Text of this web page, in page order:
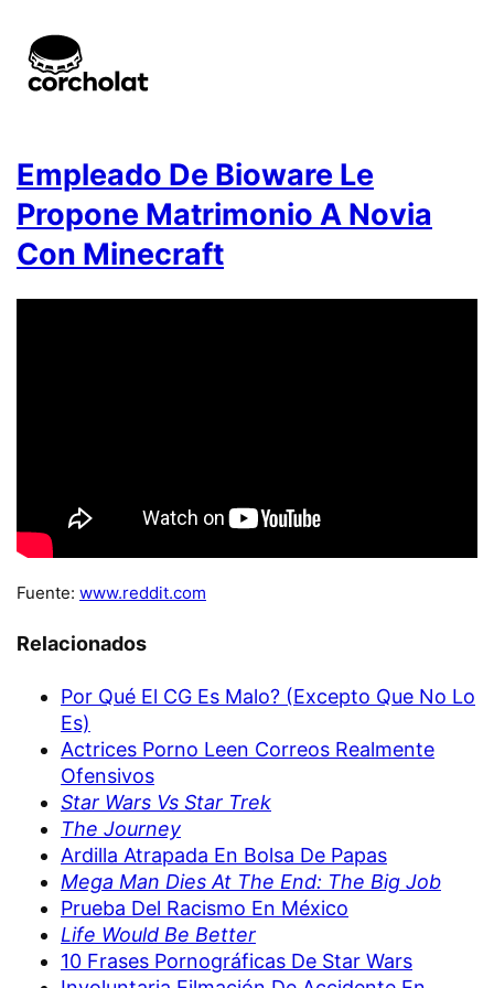
Empleado De Bioware Le
Propone Matrimonio A Novia
Con Minecraft
Fuente: www.reddit.com
Relacionados
Por Qué El CG Es Malo? (Excepto Que No Lo
Es)
Actrices Porno Leen Correos Realmente
Ofensivos
Star Wars Vs Star Trek
The Journey
Ardilla Atrapada En Bolsa De Papas
Mega Man Dies At The End: The Big Job
Prueba Del Racismo En México
Life Would Be Better
10 Frases Pornográficas De Star Wars